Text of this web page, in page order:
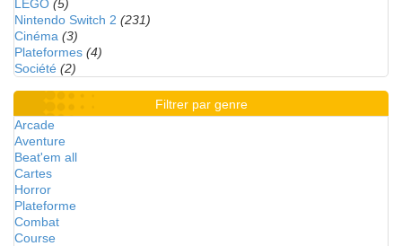
LEGO (5)
Nintendo Switch 2 (231)
Cinéma (3)
Plateformes (4)
Société (2)
Filtrer par genre
Arcade
Aventure
Beat'em all
Cartes
Horror
Plateforme
Combat
Course